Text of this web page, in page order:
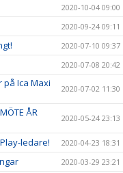
2020-10-04 09:00
2020-09-24 09:11
2020-07-10 09:37
2020-07-08 20:42
Ica Maxi
2020-07-02 11:30
ÅR
2020-05-24 23:13
ledare! 2020-04-23 18:31
2020-03-29 23:21